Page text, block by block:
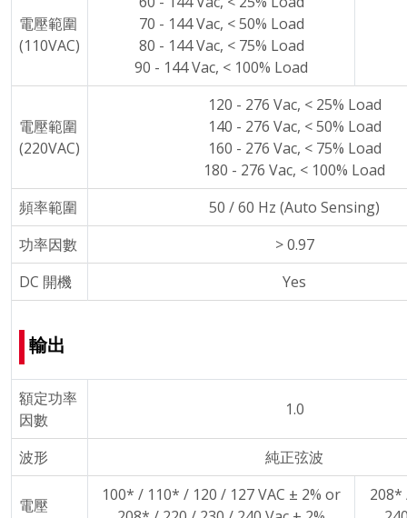
電壓範圍
(110VAC)
70 - 144 Vac, < 50% Load
80 - 144 Vac, < 75% Load
90 - 144 Vac, < 100% Load
電壓範圍
(220VAC)
120 - 276 Vac, < 25% Load
140 - 276 Vac, < 50% Load
160 - 276 Vac, < 75% Load
180 - 276 Vac, < 100% Load
頻率範圍
50 / 60 Hz (Auto Sensing)
功率因數
> 0.97
DC 開機
Yes
輸出
額定功率
因數
1.0
波形 純正弦波
電壓
100* / 110* / 120 / 127 VAC ± 2% or
208*